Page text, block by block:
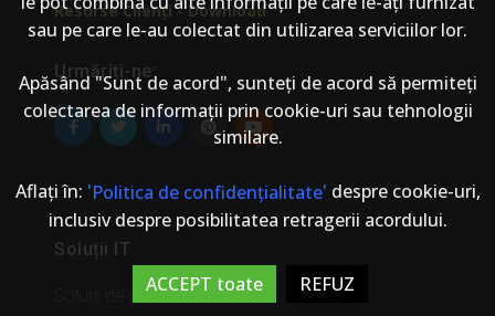
Resurse Clienți - Download
Urmăriți-ne:
Soluții IT
Soluții de productivitate
sau pe care le-au colectat din utilizarea serviciilor lor.
Apăsând "Sunt de acord", sunteți de acord să permiteți
colectarea de informații prin cookie-uri sau tehnologii
similare.
Aflați în: 'Politica de confidențialitate' despre cookie-uri,
inclusiv despre posibilitatea retragerii acordului.
ACCEPT toate REFUZ